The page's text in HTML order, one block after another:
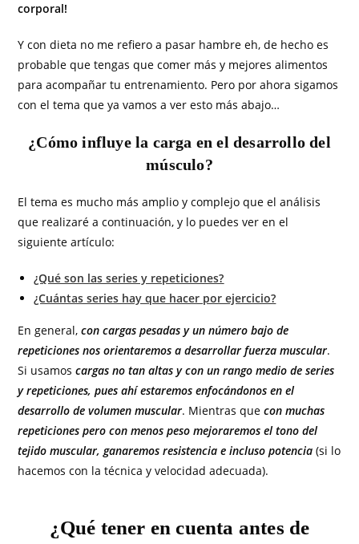
corporal!
Y con dieta no me refiero a pasar hambre eh, de hecho es
probable que tengas que comer más y mejores alimentos
para acompañar tu entrenamiento. Pero por ahora sigamos
con el tema que ya vamos a ver esto más abajo…
¿Cómo influye la carga en el desarrollo del
músculo?
El tema es mucho más amplio y complejo que el análisis
que realizaré a continuación, y lo puedes ver en el
siguiente artículo: ​
¿Qué son las series y repeticiones?
¿Cuántas series hay que hacer por ejercicio?
En general,con cargas pesadas y un número bajo de
repeticiones nos orientaremos a desarrollar fuerza muscular.
Si usamoscargas no tan altas y con un rango medio de series
y repeticiones, pues ahí estaremos enfocándonos en el
desarrollo de volumen muscular. Mientras quecon muchas
repeticiones pero con menos peso mejoraremos el tono del
tejido muscular, ganaremos resistencia e incluso potencia (si lo
hacemos con la técnica y velocidad adecuada).
¿Qué tener en cuenta antes de